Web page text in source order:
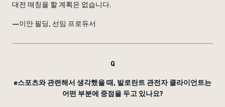
대전 매칭을 할 계획은 없습니다.
—이안 필딩, 선임 프로듀서
Q
e스포츠와 관련해서 생각했을 때, 발로란트 관전자 클라이언트는
어떤 부분에 중점을 두고 있나요?